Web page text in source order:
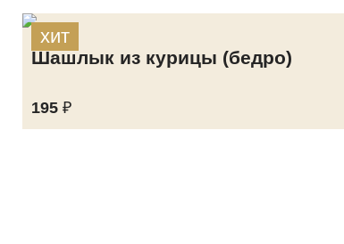
хит
Шашлык из курицы (бедро)
195 ₽